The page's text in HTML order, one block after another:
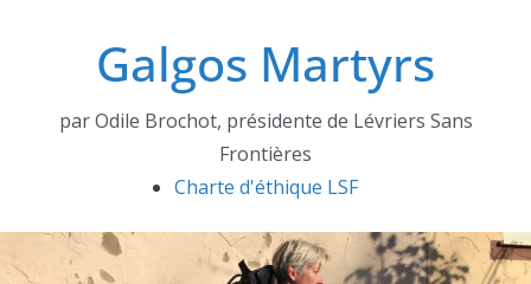
Galgos Martyrs
par Odile Brochot, présidente de Lévriers Sans
Frontières
Charte d'éthique LSF